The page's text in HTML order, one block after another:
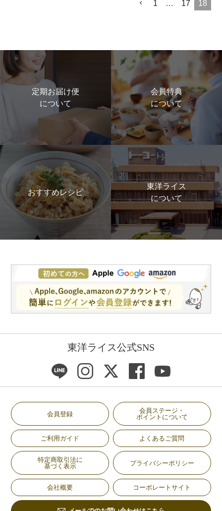
1 … 17 18
定期お届け便
について
会員特典
について
おすすめレシピ
東洋ライス
について
東洋ライス公式SNS
会員登録
会員ステージ・
ポイントについて
ご利用ガイド よくあるご質問
特定商取引法に
基づく表示
プライバシーポリシー
会社概要 コーポレートサイト